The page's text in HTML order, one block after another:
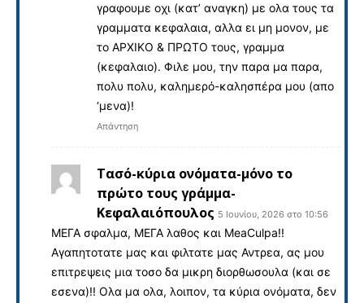
γραφουμε οχι (κατ’ αναγκη) με ολα τους τα
γραμματα κεφαλαια, αλλα ει μη μονον, με
το ΑΡΧΙΚΟ & ΠΡΩΤΟ τους, γραμμα
(κεφαλαιο). Φιλε μου, την παρα μα παρα,
πολυ πολυ, καλημερό-καλησπέρα μου (απο
‘μενα)!
Απάντηση
Τασό-κύρια ονόματα-μόνο το
πρώτο τους γράμμα-
Κεφαλαιόπουλος 5 Ιουνίου, 2026 στο 10:56
ΜΕΓΑ σφαλμα, ΜΕΓΑ λαθος και MeaCulpa!!
Αγαπητοτατε μας και φιλτατε μας Αντρεα, ας μου
επιτρεψεις μια τοσο δα μικρη διορθωσουλα (και σε
εσενα)!! Ολα μα ολα, λοιπον, τα κύρια ονόματα, δεν